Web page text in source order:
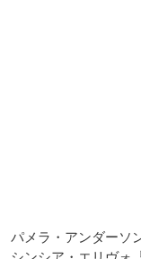
パメラ・アンダーソ